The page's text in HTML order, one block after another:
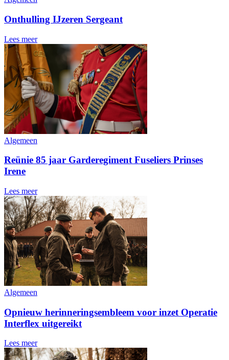
Onthulling IJzeren Sergeant
Lees meer
Algemeen
Reünie 85 jaar Garderegiment Fuseliers Prinses
Irene
Lees meer
Algemeen
Opnieuw herinneringsembleem voor inzet Operatie
Interflex uitgereikt
Lees meer